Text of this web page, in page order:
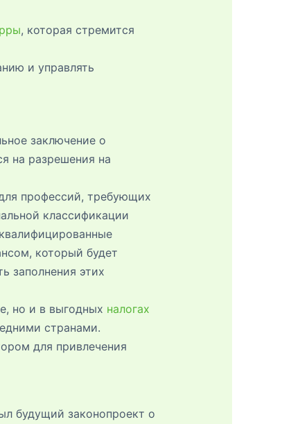
, которая стремится
и управлять
заключение о
на разрешения на
профессий, требующих
классификации
который будет
заполнения этих
но и в выгодных налогах
странами.
для привлечения
будущий законопроект о